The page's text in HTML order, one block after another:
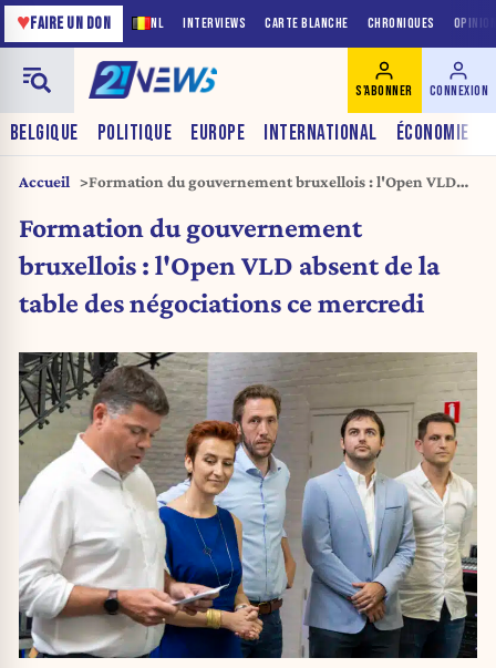
NL INTERVIEWS CARTE BLANCHE CHRONIQUES
♥FAIRE UN DON
BELGIQUE POLITIQUE EUROPE INTERNATIONAL ÉCONOMIE
S'ABONNER CONNEXION
Accueil
Formation du gouvernement bruxellois : l'Open VLD
Formation du gouvernement
bruxellois : l'Open VLD absent de la
table des négociations ce mercredi